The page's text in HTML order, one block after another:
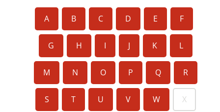
A B C D E F
G H I J K L
M N O P Q R
S T U V W X